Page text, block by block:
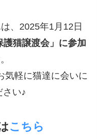
、2025年1月12日
護猫譲渡会」に参加
気軽に猫達に会いに
さい♪
こちら